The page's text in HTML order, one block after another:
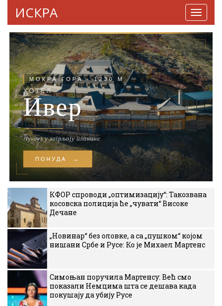
ИСКРА
КФОР спроводи „оптимизацију“: Такозвана
косовска полиција ће „чувати“ Високе
Дечане
„Новинар“ без оловке, а са „пушком“ којом
нишани Србе и Русе: Ко је Михаел Мартенс
Симоњан поручила Мартенсу: Већ смо
показали Немцима шта се дешава када
покушају да убију Русе